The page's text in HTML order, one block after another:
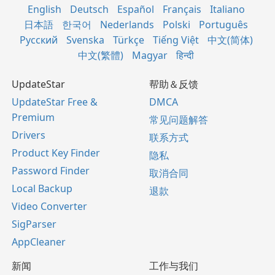
English Deutsch Español Français
Italiano
日本語
한국어 Nederlands Polski
Português
Русский
Svenska Türkçe Tiếng Việt
中文(简体)
中文(繁體)
Magyar हिन्दी
UpdateStar
UpdateStar Free &
Premium
Drivers
Product Key Finder
Password Finder
Local Backup
Video Converter
SigParser
AppCleaner
帮助＆反馈
DMCA
常见问题解答
联系方式
隐私
取消合同
退款
新闻 工作与我们